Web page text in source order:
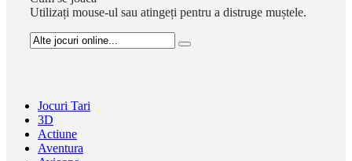
Utilizați mouse-ul sau atingeți pentru a distruge muștele.
Jocuri Tari
3D
Actiune
Aventura